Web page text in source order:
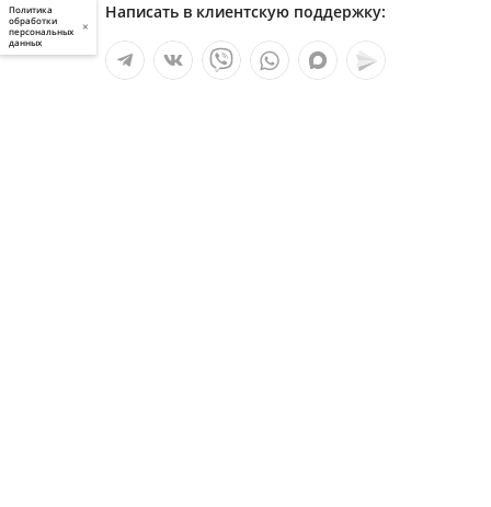
Написать в клиентскую поддержку:
Политика
обработки
персональных
данных
×